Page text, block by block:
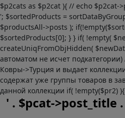
$p2cats as $p2cat ){ // echo $p2cat-
'; $sortedProducts =
$productsAll->posts );
$sortedProducts[0]; } } if( !empty(
createUniqFromObjHidden(
автоматом не исчет
Ковры->Турция и выдает
содержат уже группы товаров в
данной коллекции if( !empty($pr2)
' . $pcat->post_title